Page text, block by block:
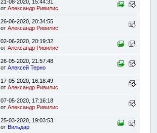
21-08-2020, 15:44:31
отАлександр Ривилис
26-06-2020, 20:34:55
отАлександр Ривилис
02-06-2020, 20:19:32
отАлександр Ривилис
26-05-2020, 21:57:48
отАлексей Терно
17-05-2020, 16:18:49
отАлександр Ривилис
07-05-2020, 17:16:18
отАлександр Ривилис
25-03-2020, 19:03:53
от Вильдар